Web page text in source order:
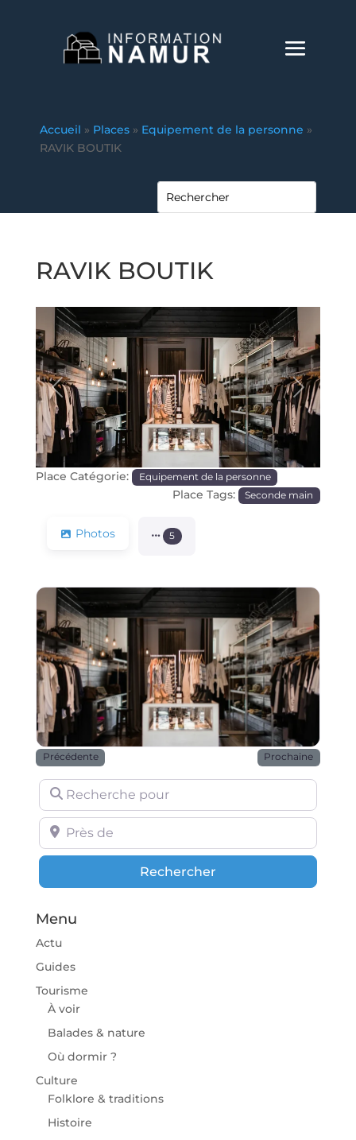
Accueil » Places » Equipement de la personne »
RAVIK BOUTIK
RAVIK BOUTIK
Précédente Prochaine
Place Catégorie: Equipement de la personne
Place Tags: Seconde main
Photos 5
Précédente Prochaine
Recherche pour
Près de
RechercherRechercher
Menu
Actu
Guides
Tourisme
À voir
Balades & nature
Où dormir ?
Culture
Folklore & traditions
Histoire